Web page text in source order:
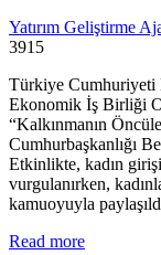
Yatırım Geliştirme
3915
Türkiye Cumhuriyeti
Ekonomik İş Birliği
“Kalkınmanın
Cumhurbaşkanlığı
Etkinlikte, kadın
vurgulanırken,
kamuoyuyla
Read more